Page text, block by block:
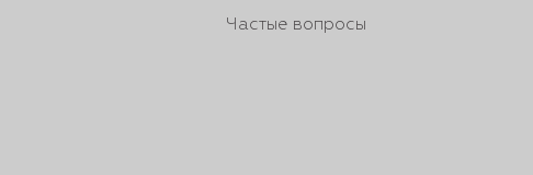
Частые вопросы